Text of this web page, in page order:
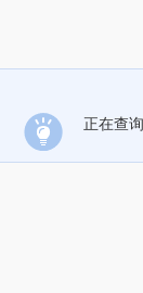
正在查